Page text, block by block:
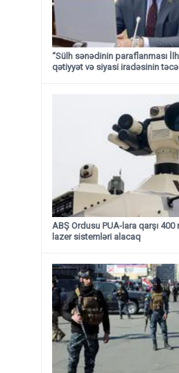
“Sülh sənədinin paraflanması
qətiyyət və siyasi iradəsinin
ABŞ Ordusu PUA-lara qarşı 400
lazer sistemləri alacaq